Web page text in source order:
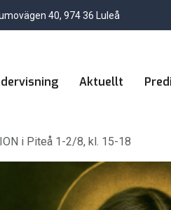
40, 974 36 Luleå
Aktuellt
i Piteå 1-2/8, kl. 15-18